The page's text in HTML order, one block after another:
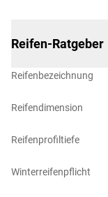
Reifen-Ratgeber
Reifenbezeichnung
Reifendimension
Reifenprofiltiefe
Winterreifenpflicht